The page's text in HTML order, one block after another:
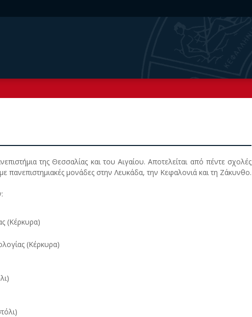
της Θεσσαλίας και του Aιγαίου. Αποτελείται από πέντε σχολές
πανεπιστημιακές μονάδες στην Λευκάδα, την Κεφαλονιά και τη Ζάκυνθο.
:
(Κέρκυρα)
(Κέρκυρα)